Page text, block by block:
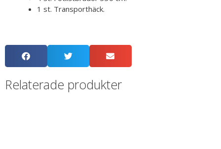
1 st. Transporthäck.
Relaterade produkter